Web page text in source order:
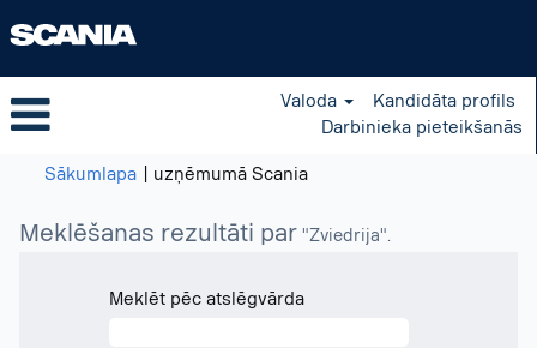
Valoda
Kandidāta profils
Darbinieka pieteikšanās
Sākumlapa uzņēmumā Scania(pašreizējā
Meklēšanas rezultāti par "Zviedrija".
Meklēt pēc atslēgvārda